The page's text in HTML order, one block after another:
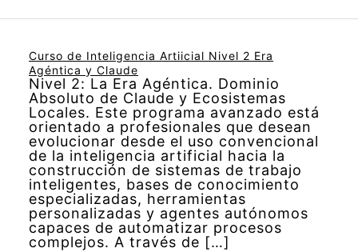
Curso de Inteligencia Artiicial Nivel 2 Era
Agéntica y Claude
Nivel 2: La Era Agéntica. Dominio
Absoluto de Claude y Ecosistemas
Locales. Este programa avanzado está
orientado a profesionales que desean
evolucionar desde el uso convencional
de la inteligencia artificial hacia la
construcción de sistemas de trabajo
inteligentes, bases de conocimiento
especializadas, herramientas
personalizadas y agentes autónomos
capaces de automatizar procesos
complejos. A través de […]